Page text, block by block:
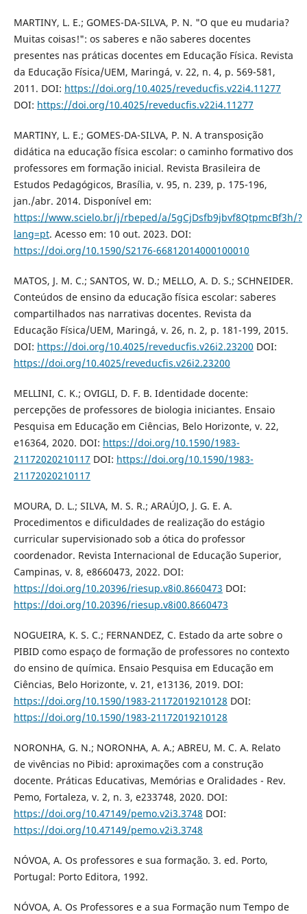
MARTINY, L. E.; GOMES-DA-SILVA, P. N. "O que eu mudaria?
Muitas coisas!": os saberes e não saberes docentes
presentes nas práticas docentes em Educação Física. Revista
da Educação Física/UEM, Maringá, v. 22, n. 4, p. 569-581,
2011. DOI: https://doi.org/10.4025/reveducfis.v22i4.11277
DOI: https://doi.org/10.4025/reveducfis.v22i4.11277
MARTINY, L. E.; GOMES-DA-SILVA, P. N. A transposição
didática na educação física escolar: o caminho formativo dos
professores em formação inicial. Revista Brasileira de
Estudos Pedagógicos, Brasília, v. 95, n. 239, p. 175-196,
jan./abr. 2014. Disponível em:
https://www.scielo.br/j/rbeped/a/5gCjDsfb9jbvf8QtpmcBf3h/?
lang=pt. Acesso em: 10 out. 2023. DOI:
https://doi.org/10.1590/S2176-66812014000100010
MATOS, J. M. C.; SANTOS, W. D.; MELLO, A. D. S.; SCHNEIDER.
Conteúdos de ensino da educação física escolar: saberes
compartilhados nas narrativas docentes. Revista da
Educação Física/UEM, Maringá, v. 26, n. 2, p. 181-199, 2015.
DOI: https://doi.org/10.4025/reveducfis.v26i2.23200 DOI:
https://doi.org/10.4025/reveducfis.v26i2.23200
MELLINI, C. K.; OVIGLI, D. F. B. Identidade docente:
percepções de professores de biologia iniciantes. Ensaio
Pesquisa em Educação em Ciências, Belo Horizonte, v. 22,
e16364, 2020. DOI: https://doi.org/10.1590/1983-
21172020210117 DOI: https://doi.org/10.1590/1983-
21172020210117
MOURA, D. L.; SILVA, M. S. R.; ARAÚJO, J. G. E. A.
Procedimentos e dificuldades de realização do estágio
curricular supervisionado sob a ótica do professor
coordenador. Revista Internacional de Educação Superior,
Campinas, v. 8, e8660473, 2022. DOI:
https://doi.org/10.20396/riesup.v8i0.8660473 DOI:
https://doi.org/10.20396/riesup.v8i00.8660473
NOGUEIRA, K. S. C.; FERNANDEZ, C. Estado da arte sobre o
PIBID como espaço de formação de professores no contexto
do ensino de química. Ensaio Pesquisa em Educação em
Ciências, Belo Horizonte, v. 21, e13136, 2019. DOI:
https://doi.org/10.1590/1983-21172019210128 DOI:
https://doi.org/10.1590/1983-21172019210128
NORONHA, G. N.; NORONHA, A. A.; ABREU, M. C. A. Relato
de vivências no Pibid: aproximações com a construção
docente. Práticas Educativas, Memórias e Oralidades - Rev.
Pemo, Fortaleza, v. 2, n. 3, e233748, 2020. DOI:
https://doi.org/10.47149/pemo.v2i3.3748 DOI:
https://doi.org/10.47149/pemo.v2i3.3748
NÓVOA, A. Os professores e sua formação. 3. ed. Porto,
Portugal: Porto Editora, 1992.
NÓVOA, A. Os Professores e a sua Formação num Tempo de